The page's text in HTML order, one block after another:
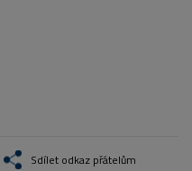
Sdílet odkaz přátelům